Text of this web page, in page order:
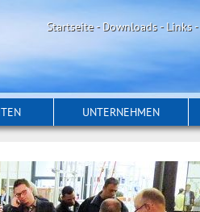
Startseite-Downloads-Links-
UNTERNEHMEN